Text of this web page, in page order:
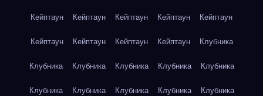
Кейптаун Кейптаун Кейптаун Кейптаун Кейптаун
Кейптаун Кейптаун Кейптаун Кейптаун Клубника
Клубника Клубника Клубника Клубника Клубника
Клубника Клубника Клубника Клубника Клубника